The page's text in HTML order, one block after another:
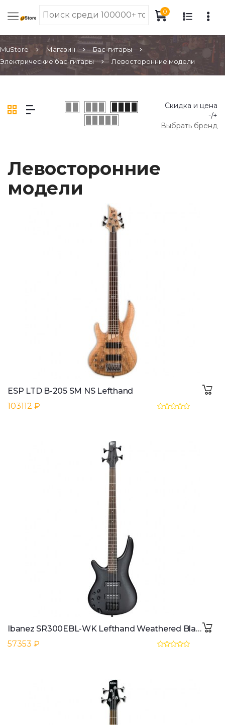
0
MuStore Магазин
Бас-гитары
Электрические бас-гитары
Левосторонние модели
Скидка и цена
-/+
Выбрать бренд
Левосторонние
модели
ESP LTD B-205 SM NS Lefthand
103112 ₽
Ibanez SR300EBL-WK Lefthand Weathered Black
57353 ₽